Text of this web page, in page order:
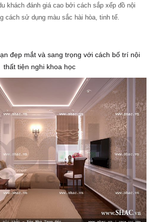
khách đánh giá cao bởi cách sắp xếp đồ nội
cách sử dụng màu sắc hài hòa, tinh tế.
đẹp mắt và sang trọng với cách bố trí nội
thất tiện nghi khoa học